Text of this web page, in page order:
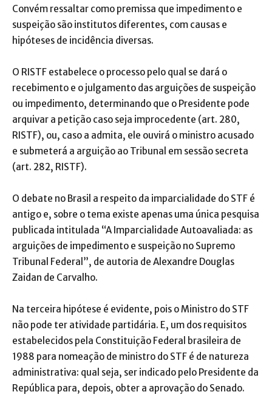
Convém ressaltar como premissa que impedimento e
suspeição são institutos diferentes, com causas e
hipóteses de incidência diversas.
O RISTF estabelece o processo pelo qual se dará o
recebimento e o julgamento das arguições de suspeição
ou impedimento, determinando que o Presidente pode
arquivar a petição caso seja improcedente (art. 280,
RISTF), ou, caso a admita, ele ouvirá o ministro acusado
e submeterá a arguição ao Tribunal em sessão secreta
(art. 282, RISTF).
O debate no Brasil a respeito da imparcialidade do STF é
antigo e, sobre o tema existe apenas uma única pesquisa
publicada intitulada “A Imparcialidade Autoavaliada: as
arguições de impedimento e suspeição no Supremo
Tribunal Federal”, de autoria de Alexandre Douglas
Zaidan de Carvalho.
Na terceira hipótese é evidente, pois o Ministro do STF
não pode ter atividade partidária. E, um dos requisitos
estabelecidos pela Constituição Federal brasileira de
1988 para nomeação de ministro do STF é de natureza
administrativa: qual seja, ser indicado pelo Presidente da
República para, depois, obter a aprovação do Senado.